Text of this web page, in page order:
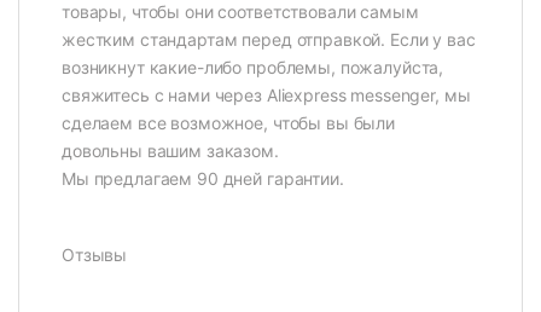
товары, чтобы они соответствовали самым
жестким стандартам перед отправкой. Если у вас
возникнут какие-либо проблемы, пожалуйста,
свяжитесь с нами через Aliexpress messenger, мы
сделаем все возможное, чтобы вы были
довольны вашим заказом.
Мы предлагаем 90 дней гарантии.
Отзывы